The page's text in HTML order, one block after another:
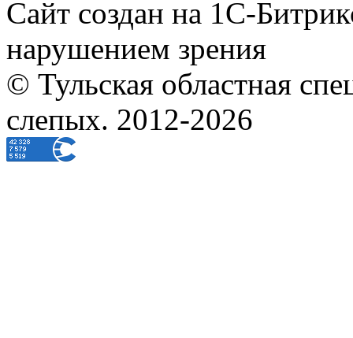
Сайт создан на 1С-
нарушением зрения
© Тульская областная
слепых. 2012-2026